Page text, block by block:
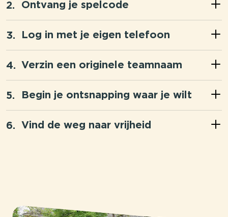
Ontvang je spelcode
Log in met je eigen telefoon
Verzin een originele teamnaam
Begin je ontsnapping waar je wilt
Vind de weg naar vrijheid